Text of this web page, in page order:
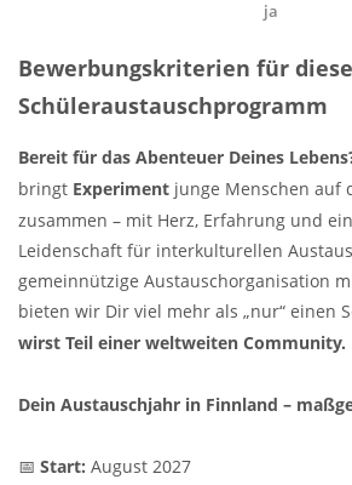
ja
Bewerbungskriterien für
Schüleraustauschprogramm
Bereit für das Abenteuer Deines
bringt Experiment junge Menschen auf
zusammen – mit Herz, Erfahrung und
Leidenschaft für interkulturellen
gemeinnützige Austauschorganisation
bieten wir Dir viel mehr als „nur“ einen
wirst Teil einer weltweiten Community.
Dein Austauschjahr in Finnland –
📅 Start: August 2027